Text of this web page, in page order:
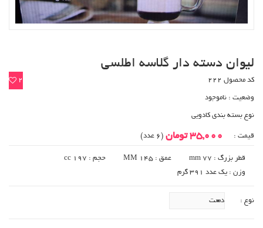
لیوان دسته دار گلاسه اطلسی
2 کد محصول 222
وضعیت : ناموجود
نوع بسته بندی کادویی
قیمت : 35,000 تومان (6 عدد)
قطر بزرگ : 77 mm عمق : 145 MM
حجم : 197 cc
وزن : یک عدد 391 گرم
نوع :